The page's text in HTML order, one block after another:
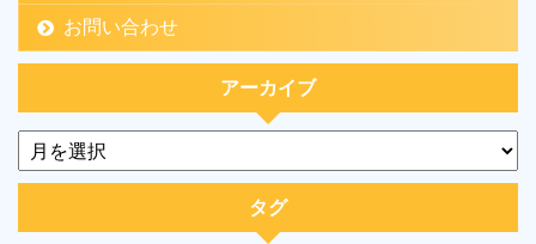
お問い合わせ
アーカイブ
タグ